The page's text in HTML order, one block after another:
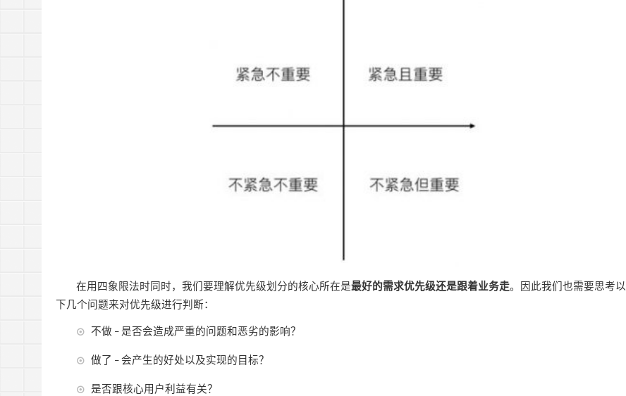
在用四象限法时同时，我们要理解优先级划分的核心所在是最好的需求优先级还是跟着业务走。因此我们也需要思考以
下几个问题来对优先级进行判断：
不做 – 是否会造成严重的问题和恶劣的影响？
做了 – 会产生的好处以及实现的目标？
是否跟核心用户利益有关？